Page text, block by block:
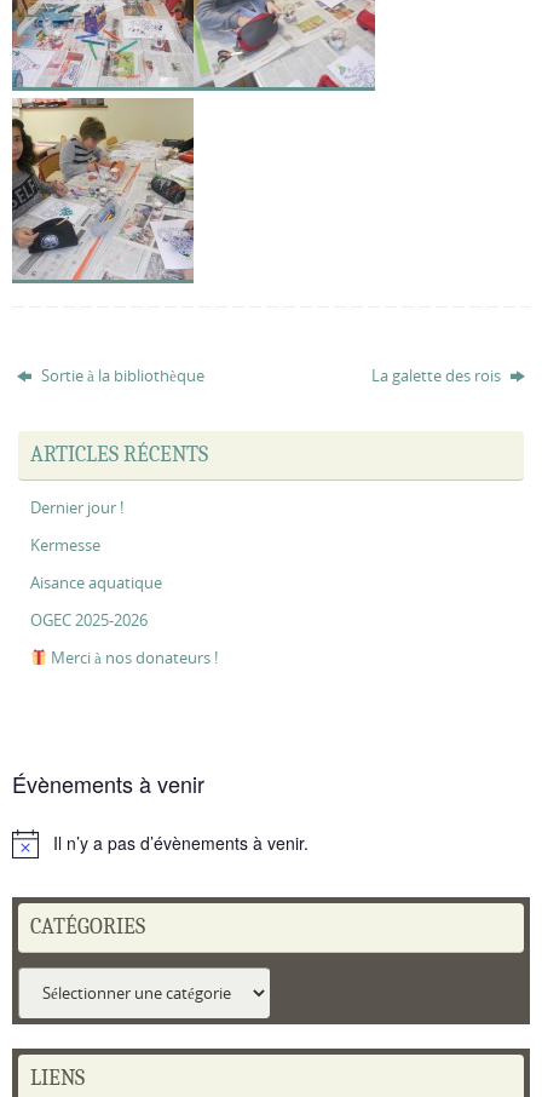
Sortie à la bibliothèque La galette des rois
ARTICLES RÉCENTS
Dernier jour !
Kermesse
Aisance aquatique
OGEC 2025-2026
Merci à nos donateurs !
Évènements à venir
NoticeIl n’y a pas d’évènements à venir.
CATÉGORIES
LIENS